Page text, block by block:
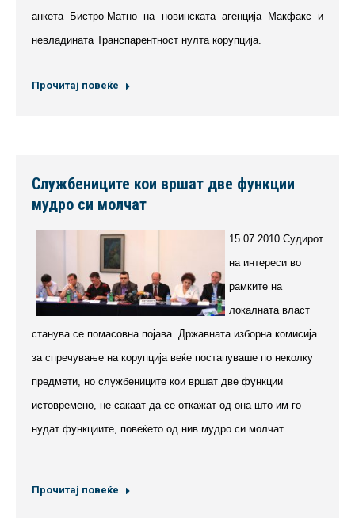
анкета Бистро-Матно на новинската агенција Макфакс и
невладината Транспарентност нулта корупција.
Прочитај повеќе
Службениците кои вршат две функции
мудро си молчат
15.07.2010 Судирот
на интереси во
рамките на
локалната власт
станува се помасовна појава. Државната изборна комисија
за спречување на корупција веќе постапуваше по неколку
предмети, но службениците кои вршат две функции
истовремено, не сакаат да се откажат од она што им го
нудат функциите, повeќето од нив мудро си молчат.
Прочитај повеќе